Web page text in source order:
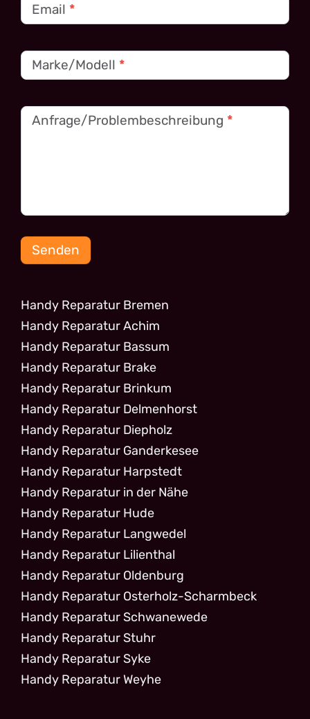
Email *
Marke/Modell *
Anfrage/Problembeschreibung *
Senden
Handy Reparatur Bremen
Handy Reparatur Achim
Handy Reparatur Bassum
Handy Reparatur Brake
Handy Reparatur Brinkum
Handy Reparatur Delmenhorst
Handy Reparatur Diepholz
Handy Reparatur Ganderkesee
Handy Reparatur Harpstedt
Handy Reparatur in der Nähe
Handy Reparatur Hude
Handy Reparatur Langwedel
Handy Reparatur Lilienthal
Handy Reparatur Oldenburg
Handy Reparatur Osterholz-Scharmbeck
Handy Reparatur Schwanewede
Handy Reparatur Stuhr
Handy Reparatur Syke
Handy Reparatur Weyhe